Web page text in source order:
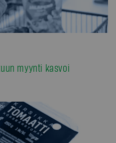
myynti kasvoi